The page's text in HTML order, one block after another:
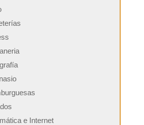
e Internet